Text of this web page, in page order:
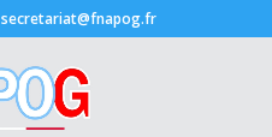
secretariat@fnapog.fr